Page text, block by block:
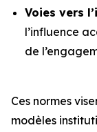
Voies vers
l’influence
de
Ces normes
modèles